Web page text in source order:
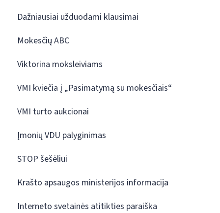
Dažniausiai užduodami klausimai
Mokesčių ABC
Viktorina moksleiviams
VMI kviečia į „Pasimatymą su mokesčiais“
VMI turto aukcionai
Įmonių VDU palyginimas
STOP šešėliui
Krašto apsaugos ministerijos informacija
Interneto svetainės atitikties paraiška